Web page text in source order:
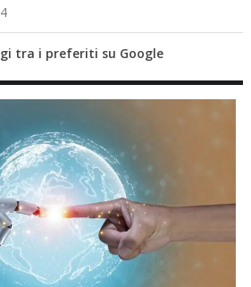
tra i preferiti su Google